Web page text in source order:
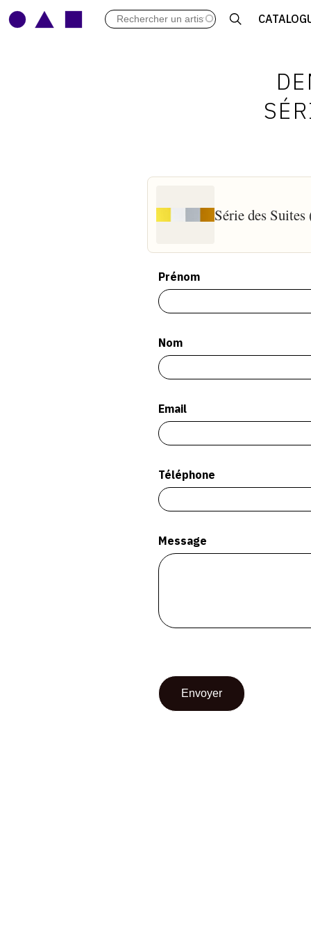
ARCHIVES DES EXPOSITIONS
LIBRAIRIE : LIVRES &
LEXIQUE ARTISTIQUE
Série des
Prénom
Nom
Email
Téléphone
Message